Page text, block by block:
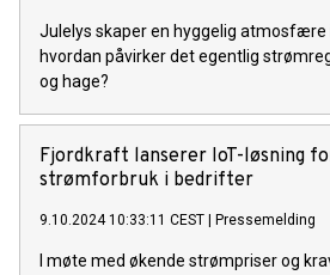
Julelys skaper en hyggelig
hvordan påvirker det egentlig
og hage?
Fjordkraft lanserer IoT-løsning
strømforbruk i bedrifter
9.10.2024 10:33:11 CEST Pressemelding
I møte med økende strømpriser og